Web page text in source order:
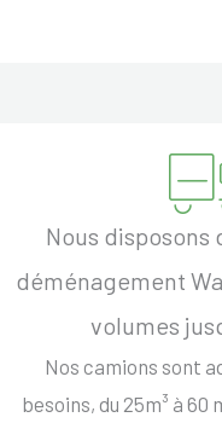
Nous disposons
déménagement
volumes
Nos camions sont
besoins, du 25m³ à 60